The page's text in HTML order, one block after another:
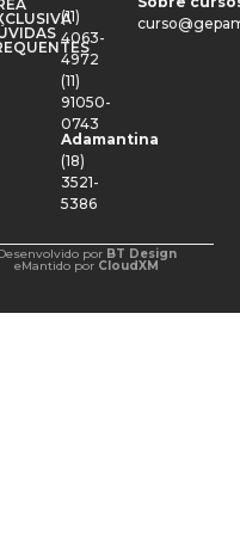
(11)
4063-
4972
(11)
91050-
0743
Adamantina
(18)
3521-
5386
por BT Design
eMantido por CloudXM